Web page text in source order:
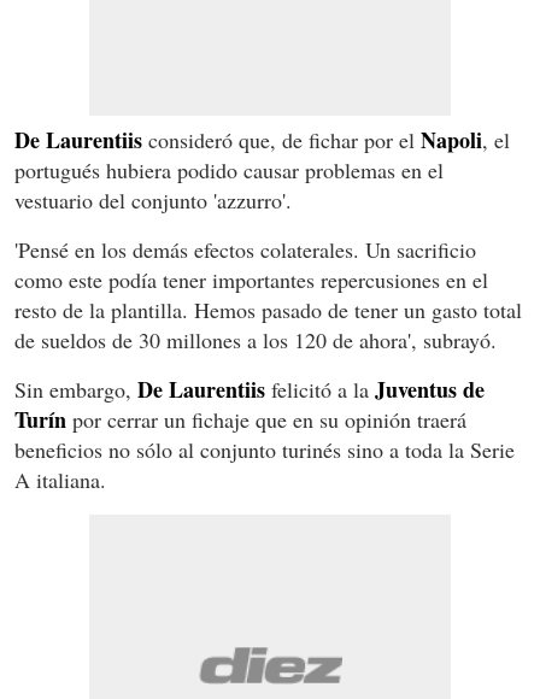
De Laurentiis consideró que, de fichar por el Napoli, el
portugués hubiera podido causar problemas en el
vestuario del conjunto 'azzurro'.
'Pensé en los demás efectos colaterales. Un sacrificio
como este podía tener importantes repercusiones en el
resto de la plantilla. Hemos pasado de tener un gasto total
de sueldos de 30 millones a los 120 de ahora', subrayó.
Sin embargo, De Laurentiis felicitó a la Juventus de
Turín por cerrar un fichaje que en su opinión traerá
beneficios no sólo al conjunto turinés sino a toda la Serie
A italiana.